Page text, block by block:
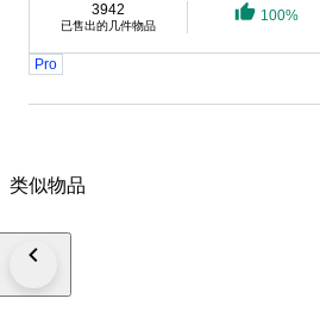
3942
已售出的几件物品
100%
Pro
类似物品